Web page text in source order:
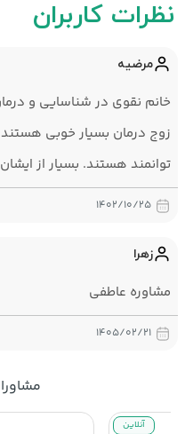
سابقه حرفه‌ای
قضاوت درباره روابط یا
نادیده‌گرفتن ریشه‌های
ارائه راه‌حل‌های کلی بدون
نظرات کاربران
مرضیه
خانم نقوی در شناسایی و
زوج درمان بسیار خوبی
توانمند هستند. بسیار از
۱۴۰۲/۱۰/۲۵
زهرا
مشاوره عاطفی
۱۴۰۵/۰۲/۲۱
آنلاین